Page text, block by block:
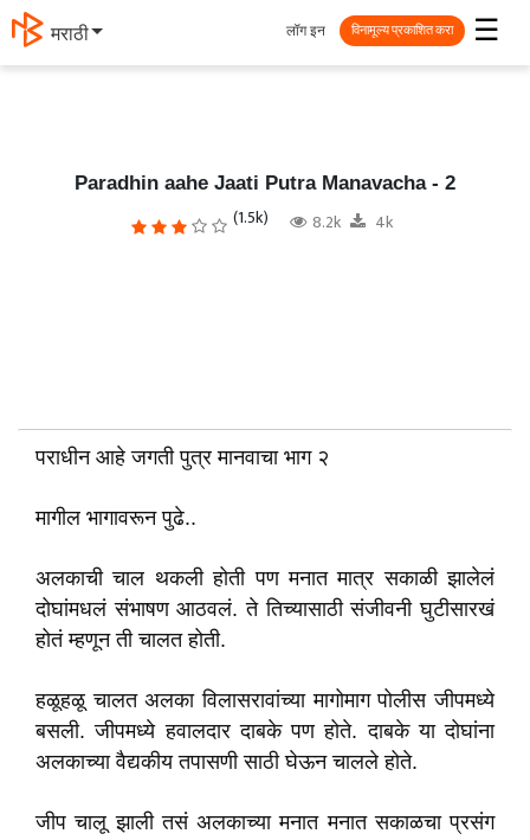
मराठी ☰
लॉग इन विनामूल्य प्रकाशित करा
Paradhin aahe Jaati Putra Manavacha - 2
(1.5k) 8.2k 4k
पराधीन आहे जगती पुत्र मानवाचा भाग २
मागील भागावरून पुढे..
अलकाची चाल थकली होती पण मनात मात्र सकाळी झालेलं
दोघांमधलं संभाषण आठवलं. ते तिच्यासाठी संजीवनी घुटीसारखं
होतं म्हणून ती चालत होती.
हळूहळू चालत अलका विलासरावांच्या मागोमाग पोलीस जीपमध्ये
बसली. जीपमध्ये हवालदार दाबके पण होते. दाबके या दोघांना
अलकाच्या वैद्यकीय तपासणी साठी घेऊन चालले होते.
जीप चालू झाली तसं अलकाच्या मनात मनात सकाळचा प्रसंग